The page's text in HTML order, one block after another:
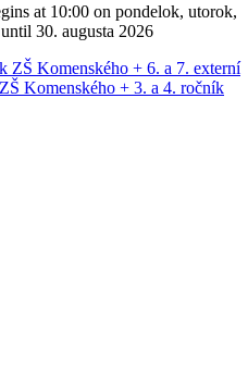
at 10:00 on pondelok, utorok,
30. augusta 2026
ZŠ Komenského + 6. a 7. externí
Komenského + 3. a 4. ročník